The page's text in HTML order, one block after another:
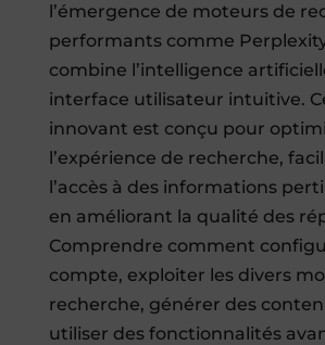
l’émergence de moteurs de
performants comme
combine l’intelligence
interface utilisateur intuitive.
innovant est conçu pour
l’expérience de recherche,
l’accès à des informations
en améliorant la qualité des
Comprendre comment
compte, exploiter les divers
recherche, générer des
utiliser des fonctionnalités